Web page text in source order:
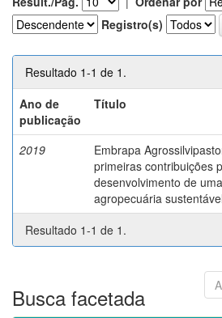
Registro(s)
Resultado 1-1 de 1.
Ano de
publicação
Título
2019
Embrapa
primeiras contribuições
desenvolvimento de uma
agropecuária
Resultado 1-1 de 1.
Busca facetada